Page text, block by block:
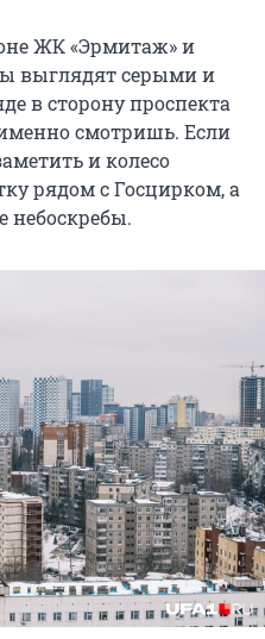
ЖК «Эрмитаж» и
выглядят серыми и
в сторону проспекта
смотришь. Если
и колесо
рядом с Госцирком, а
небоскребы.